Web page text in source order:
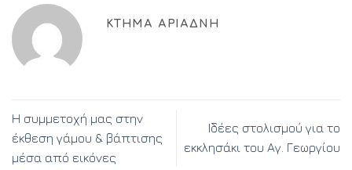
ΚΤΉΜΑ ΑΡΙΆΔΝΗ
Η συμμετοχή μας στην
έκθεση γάμου & βάπτισης
μέσα από εικόνες
Ιδέες στολισμού για το
εκκλησάκι του Αγ. Γεωργίου